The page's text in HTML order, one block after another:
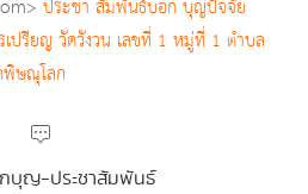
ประชา สัมพันธ์บอก บุญปัจจัย
เปรียญ วัดวังวน เลขที่ 1 หมู่ที่ 1 ตำบล
พิษณุโลก
บุญ-ประชาสัมพันธ์